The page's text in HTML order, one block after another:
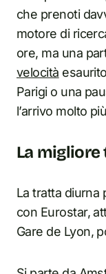
che prenoti
motore di
ore, ma una
velocità
Parigi o una
l’arrivo molto
La
La tratta diurna
con Eurostar,
Gare de Lyon,